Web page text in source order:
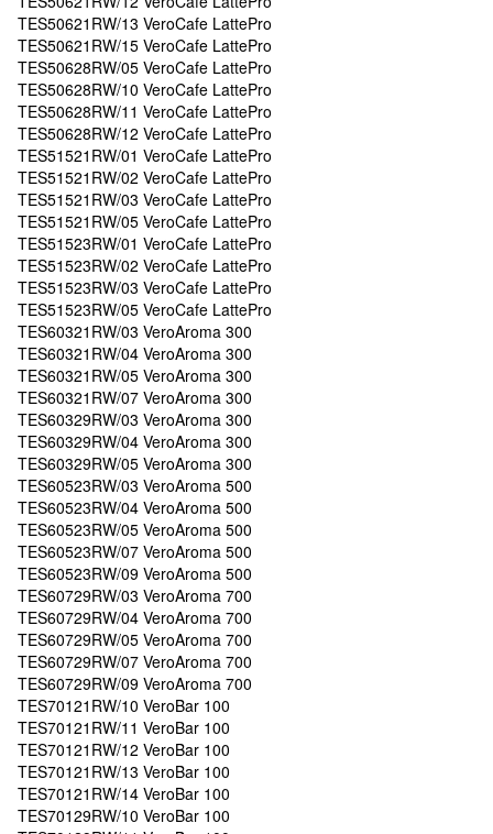
TES50621RW/13 VeroCafe LattePro
TES50621RW/15 VeroCafe LattePro
TES50628RW/05 VeroCafe LattePro
TES50628RW/10 VeroCafe LattePro
TES50628RW/11 VeroCafe LattePro
TES50628RW/12 VeroCafe LattePro
TES51521RW/01 VeroCafe LattePro
TES51521RW/02 VeroCafe LattePro
TES51521RW/03 VeroCafe LattePro
TES51521RW/05 VeroCafe LattePro
TES51523RW/01 VeroCafe LattePro
TES51523RW/02 VeroCafe LattePro
TES51523RW/03 VeroCafe LattePro
TES51523RW/05 VeroCafe LattePro
TES60321RW/03 VeroAroma 300
TES60321RW/04 VeroAroma 300
TES60321RW/05 VeroAroma 300
TES60321RW/07 VeroAroma 300
TES60329RW/03 VeroAroma 300
TES60329RW/04 VeroAroma 300
TES60329RW/05 VeroAroma 300
TES60523RW/03 VeroAroma 500
TES60523RW/04 VeroAroma 500
TES60523RW/05 VeroAroma 500
TES60523RW/07 VeroAroma 500
TES60523RW/09 VeroAroma 500
TES60729RW/03 VeroAroma 700
TES60729RW/04 VeroAroma 700
TES60729RW/05 VeroAroma 700
TES60729RW/07 VeroAroma 700
TES60729RW/09 VeroAroma 700
TES70121RW/10 VeroBar 100
TES70121RW/11 VeroBar 100
TES70121RW/12 VeroBar 100
TES70121RW/13 VeroBar 100
TES70121RW/14 VeroBar 100
TES70129RW/10 VeroBar 100